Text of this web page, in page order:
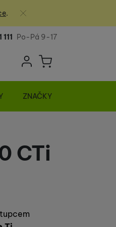
.
Zavřít
Po-Pá 9-17
Uživatelská
Přihlásit se
Košík
ZNAČKY
CTi